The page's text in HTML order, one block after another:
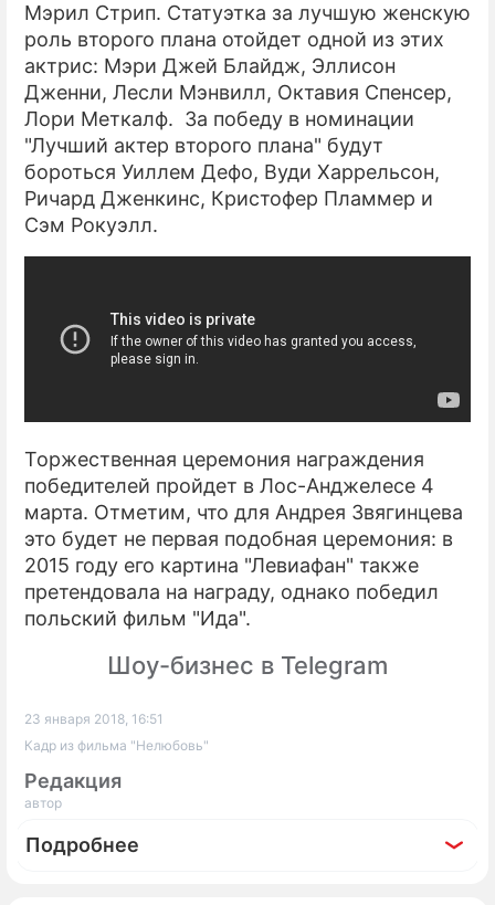
Мэрил Стрип. Статуэтка за лучшую женскую
роль второго плана отойдет одной из этих
актрис: Мэри Джей Блайдж, Эллисон
Дженни, Лесли Мэнвилл, Октавия Спенсер,
Лори Меткалф. За победу в номинации
"Лучший актер второго плана" будут
бороться Уиллем Дефо, Вуди Харрельсон,
Ричард Дженкинс, Кристофер Пламмер и
Сэм Рокуэлл.
Торжественная церемония награждения
победителей пройдет в Лос-Анджелесе 4
марта. Отметим, что для Андрея Звягинцева
это будет не первая подобная церемония: в
2015 году его картина "Левиафан" также
претендовала на награду, однако победил
польский фильм "Ида".
Шоу-бизнес в Telegram
23 января 2018, 16:51
Кадр из фильма "Нелюбовь"
Редакция
автор
Подробнее